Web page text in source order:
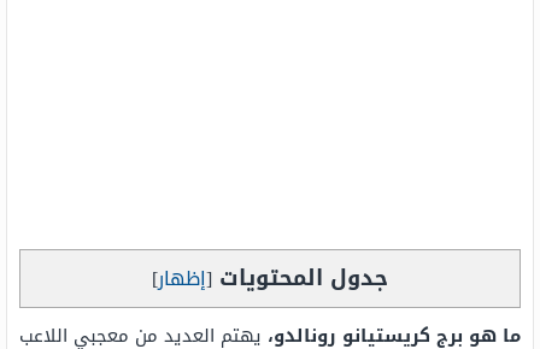
جدول المحتويات [إظهار]
ما هو برج كريستيانو رونالدو، يهتم العديد من معجبي اللاعب